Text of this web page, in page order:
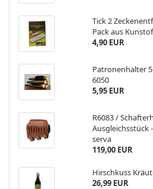
Tick 2
Pack aus
4,90 EUR
Pa­tro­nen­hal­ter 5
6050
5,95 EUR
R6083 /
Ausgleichsstück
ser­va
119,00 EUR
Hirsch­kuss
26,99 EUR